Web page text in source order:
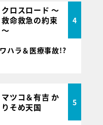
クロスロード ～
救命救急の約束
～
4
ハラ＆医療事故!?
マツコ＆有吉 か
りそめ天国
5